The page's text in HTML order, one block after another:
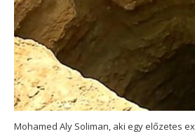
Mohamed Aly Soliman, aki egy előzetes